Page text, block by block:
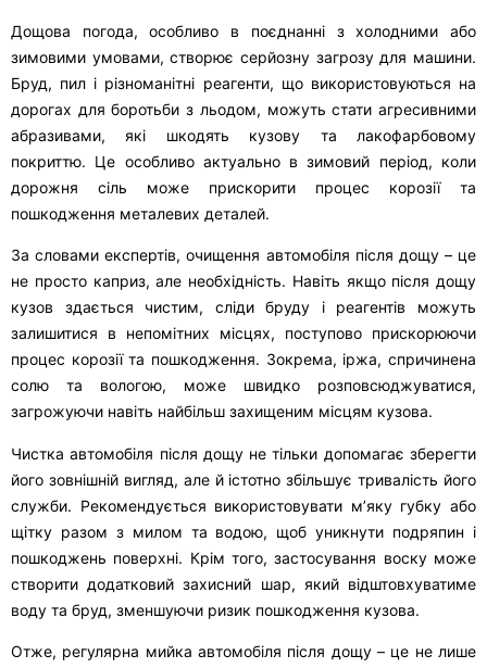
Дощова погода, особливо в поєднанні з холодними або
зимовими умовами, створює серйозну загрозу для машини.
Бруд, пил і різноманітні реагенти, що використовуються на
дорогах для боротьби з льодом, можуть стати агресивними
абразивами, які шкодять кузову та лакофарбовому
покриттю. Це особливо актуально в зимовий період, коли
дорожня сіль може прискорити процес корозії та
пошкодження металевих деталей.
За словами експертів, очищення автомобіля після дощу – це
не просто каприз, але необхідність. Навіть якщо після дощу
кузов здається чистим, сліди бруду і реагентів можуть
залишитися в непомітних місцях, поступово прискорюючи
процес корозії та пошкодження. Зокрема, іржа, спричинена
солю та вологою, може швидко розповсюджуватися,
загрожуючи навіть найбільш захищеним місцям кузова.
Чистка автомобіля після дощу не тільки допомагає зберегти
його зовнішній вигляд, але й істотно збільшує тривалість його
служби. Рекомендується використовувати м’яку губку або
щітку разом з милом та водою, щоб уникнути подряпин і
пошкоджень поверхні. Крім того, застосування воску може
створити додатковий захисний шар, який відштовхуватиме
воду та бруд, зменшуючи ризик пошкодження кузова.
Отже, регулярна мийка автомобіля після дощу – це не лише